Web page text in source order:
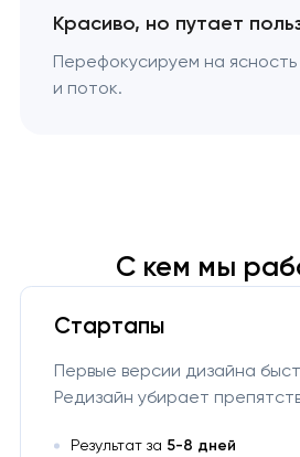
Красиво, но путает
Перефокусируем на ясность
и поток.
С кем мы
Стартапы
Первые версии дизайна
Редизайн убирает
Результат за 5-8 дней